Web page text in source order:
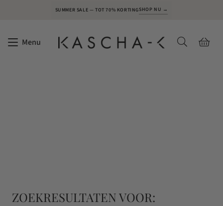
SUMMER SALE — TOT 70% KORTINGSHOP NU →
Menu
ZOEKRESULTATEN VOOR: